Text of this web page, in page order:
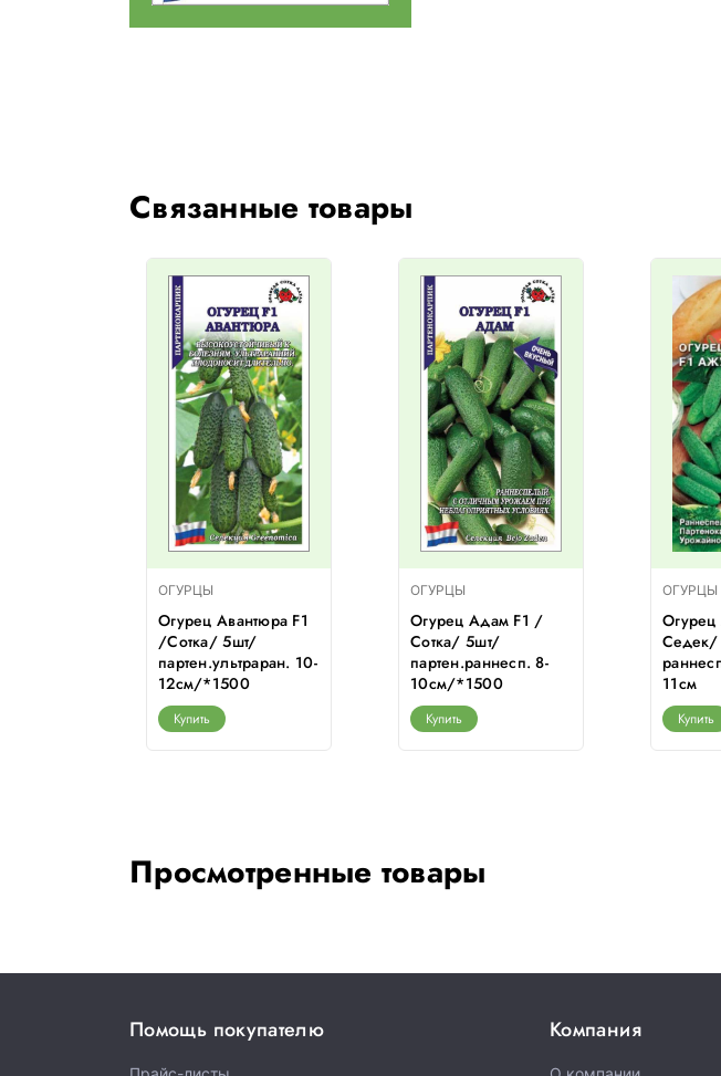
Связанные товары
ОГУРЦЫ
Огурец Авантюра F1
/Сотка/ 5шт/
партен.ультраран. 10-
12см/*1500
Купить
ОГУРЦЫ
Огурец Адам F1 /
Сотка/ 5шт/
партен.раннесп. 8-
10см/*1500
Купить
ОГУРЦЫ
Седек/
11см
Купить
Просмотренные товары
Помощь покупателю Компания